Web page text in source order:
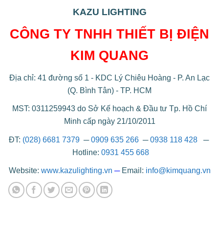
KAZU LIGHTING
CÔNG TY TNHH THIẾT BỊ ĐIỆN
KIM QUANG
Địa chỉ: 41 đường số 1 - KDC Lý Chiêu Hoàng - P. An Lạc
(Q. Bình Tân) - TP. HCM
MST: 0311259943 do Sở Kế hoạch & Đầu tư Tp. Hồ Chí
Minh cấp ngày 21/10/2011
ĐT: (028) 6681 7379 ─0909 635 266─0938 118 428─
Hotline: 0931 455 668
Website: www.kazulighting.vn ─ Email: info@kimquang.vn